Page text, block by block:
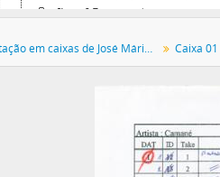
[Item] Esquina de rua
[Item] Alinhamento do disco
[Item] Documentação
[Item] Tabelas de takes de
[Item] Correspondência entre
[Documento] Documentos
Documentação em caixas de José Mário Branco Caixa 01